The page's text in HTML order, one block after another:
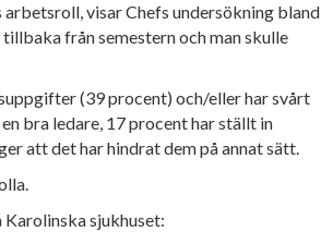
arbetsroll, visar Chefs undersökning bland
från semestern och man skulle
(39 procent) och/eller har svårt
bra ledare, 17 procent har ställt in
att det har hindrat dem på annat sätt.
Karolinska sjukhuset: